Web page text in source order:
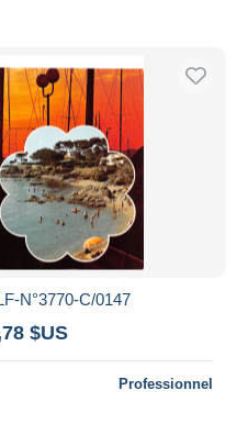
N°3770-C/0147
$US
Professionnel